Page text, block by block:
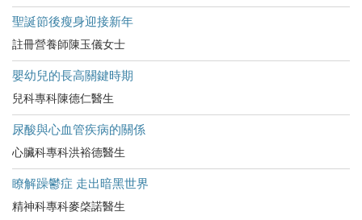
聖誕節後瘦身迎接新年
註冊營養師陳玉儀女士
嬰幼兒的長高關鍵時期
兒科專科陳德仁醫生
尿酸與心血管疾病的關係
心臟科專科洪裕德醫生
瞭解躁鬱症 走出暗黑世界
精神科專科麥棨諾醫生